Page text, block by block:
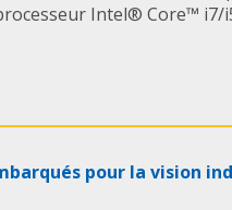
Intel® Core™
pour la vision